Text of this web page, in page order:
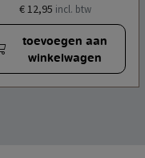
€ 12,95 incl. btw
toevoegen aan
winkelwagen